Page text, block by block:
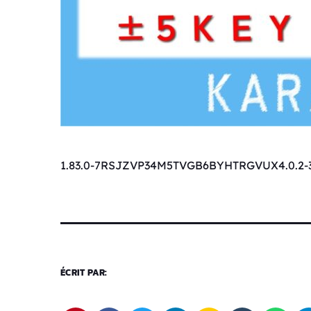
1.83.0-7RSJZVP34M5TVGB6BYHTRGVUX4.0.2-
ÉCRIT PAR: